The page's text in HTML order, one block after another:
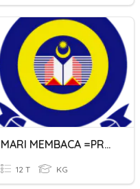
MARI MEMBACA =PRA SEKOLAH
12 T KG